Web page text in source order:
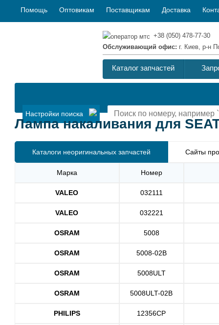
Помощь Оптовикам Поставщикам Доставка
+38 (050) 478-77-30
Обслуживающий офис: г. Киев, р-н
Каталог запчастей
Настройки поиска
Лампа накаливания для
Каталоги неоригинальных запчастей Сайты
Марка Номер
VALEO 032111
VALEO 032221
OSRAM 5008
OSRAM 5008-02B
OSRAM 5008ULT
OSRAM 5008ULT-02B
PHILIPS 12356CP